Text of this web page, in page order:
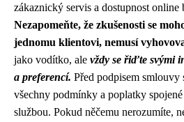
zákaznický servis a dostupnost online
Nezapomeňte, že zkušenosti se
jednomu klientovi, nemusí
jako vodítko, ale vždy se řiďte svými
a preferencí. Před podpisem smlouvy
všechny podmínky a poplatky
službou. Pokud něčemu nerozumíte,